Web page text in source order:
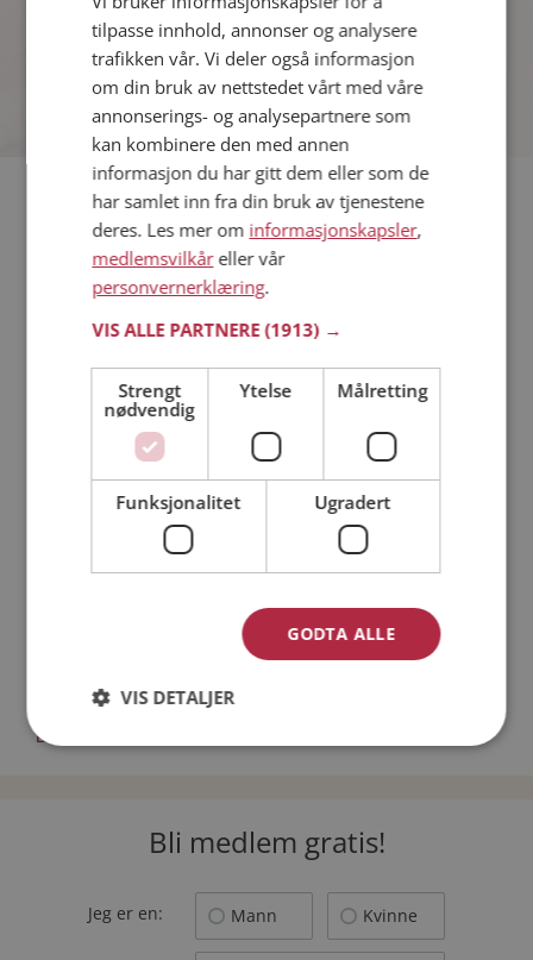
sammen som hånd i hanske?
Hvis du søker dating i Bamble har du kommet til riktig sted.
På Møteplassen kan du bli medlem og søke blant tusenvis av
datinginteresserte single i Bamble
Läs mer
Trinn 1 - Bli medlem og lag en presentasjon
Trinn 2 - Slik fungerer våre søkefunksjoner
Trinn 3 - Tips til hvordan du tar kontakt
Sikker dating
Dating på mobilen
Nettdatingtips
Date kvinner i Norge
Date menn i Norge
Bli medlem gratis!
Jeg er en: Mann Kvinne
tilpasse innhold, annonser og analysere
trafikken vår. Vi deler også informasjon
om din bruk av nettstedet vårt med våre
annonserings- og analysepartnere som
kan kombinere den med annen
informasjon du har gitt dem eller som de
har samlet inn fra din bruk av tjenestene
deres. Les mer om informasjonskapsler,
medlemsvilkåreller vår
personvernerklæring.
VIS ALLE PARTNERE(1913) →
Strengt
nødvendig
Ytelse Målretting
Funksjonalitet Ugradert
GODTA ALLE
VIS DETALJER